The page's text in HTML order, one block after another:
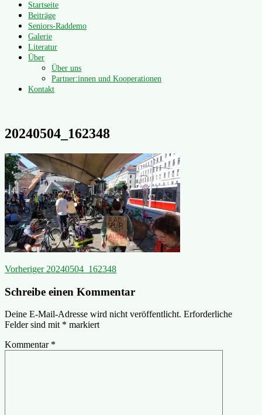
Startseite
Beiträge
Seniors-Raddemo
Galerie
Literatur
Über
Über uns
Partner:innen und Kooperationen
Kontakt
20240504_162348
Beitragsnavigation
Vorheriger Vorheriger
20240504_162348
Schreibe einen Kommentar
Deine E-Mail-Adresse wird nicht veröffentlicht. Erforderliche
Felder sind mit * markiert
Kommentar *